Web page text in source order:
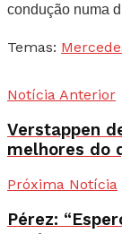
condução numa
Temas:
Notícia Anterior
Verstappen
melhores do
Próxima Notícia
Pérez: